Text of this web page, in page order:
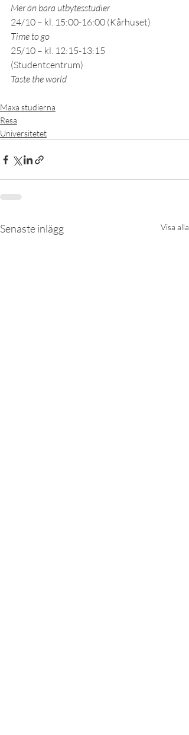
Mer än bara utbytesstudier
24/10 – kl. 15:00-16:00 (Kårhuset)
Time to go
25/10 – kl. 12:15-13:15
(Studentcentrum)
Taste the world
Maxa studierna
Resa
Universitetet
Senaste inlägg Visa alla